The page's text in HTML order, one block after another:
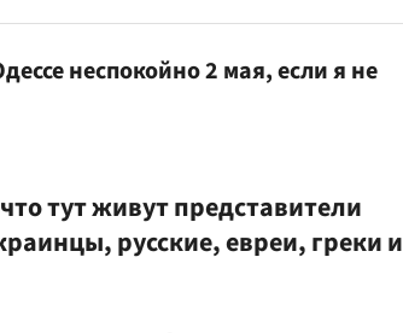
неспокойно 2 мая, если я не
тут живут представители
русские, евреи, греки и